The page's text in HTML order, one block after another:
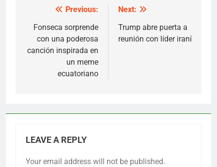
navigation
Previous:
Fonseca sorprende
con una poderosa
canción inspirada en
un meme
ecuatoriano
Next:
Trump abre puerta a
reunión con líder iraní
LEAVE A REPLY
Your email address will not be published.